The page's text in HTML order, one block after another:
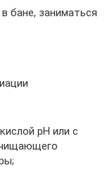
бане, заниматься
рН или с